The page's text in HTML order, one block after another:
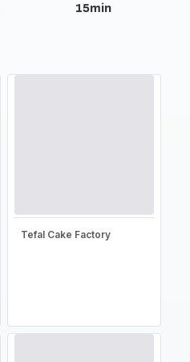
15min
Tefal Cake Factory